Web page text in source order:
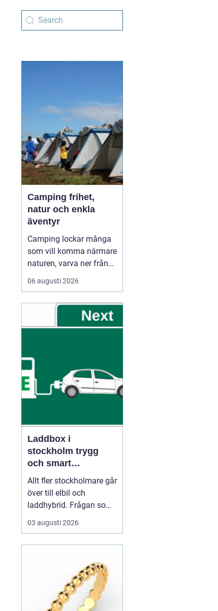
Camping frihet,
natur och enkla
äventyr
Camping lockar många
som vill komma närmare
naturen, varva ner från
vardagen och umgås
utan stress. Oavsett om
husvagn eller tält
handlar Camping ofta
06 augusti 2026
Laddbox i
stockholm trygg
och smart
elbilsladdning
hemma och på
jobbet
Allt fler stockholmare går
över till elbil och
laddhybrid. Frågan som
snabbt dyker upp är hur
bilen ska laddas på ett
högre
säkerhet än vägg...
03 augusti 2026